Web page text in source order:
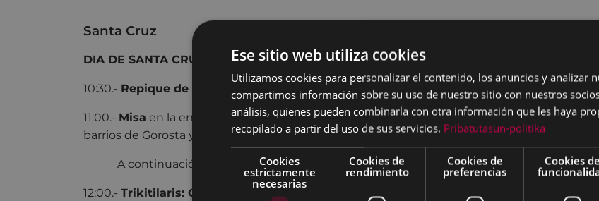
Santa Cruz
DIA DE SANTA CRUZ
10:30.- Repique de campana
11:00.- Misa en la ermita de Santa Cruz por los fallecidos de los
barrios de Gorosta y Mandiola.
A continuación, piscolabis.
12:00.- Trikitilaris: Oier Balzola
Ese sitio web utiliza cookies
Utilizamos cookies para personalizar el contenido, los anuncios y analizar
compartimos información sobre su uso de nuestro sitio con nuestros
análisis, quienes pueden combinarla con otra información que les haya
recopilado a partir del uso de sus servicios. Pribatutasun-politika
Cookies
estrictamente
necesarias
Cookies de
rendimiento
Cookies de
preferencias
Cookies de